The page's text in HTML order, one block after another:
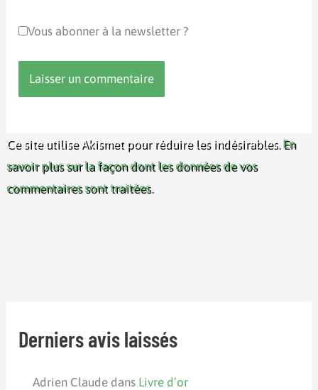
Vous abonner à la newsletter ?
Ce site utilise Akismet pour réduire les indésirables. En
savoir plus sur la façon dont les données de vos
commentaires sont traitées.
Derniers avis laissés
Adrien Claude dans Livre d’or